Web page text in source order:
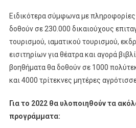
Ειδικότερα σύμφωνα με
δοθούν σε 230.000 δικαιούχους
τουρισμού, ιαματικού τουρισμού,
εισιτηρίων για θέατρα και αγορά
βοηθήματα θα δοθούν σε 1000
και 4000 τρίτεκνες μητέρες
Για το 2022 θα υλοποιηθούν τα
προγράμματα: